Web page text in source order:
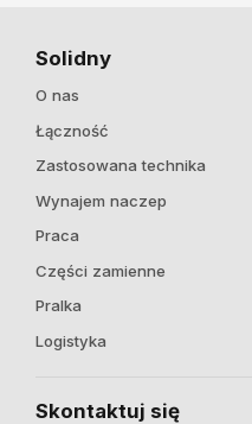
Solidny
O nas
Łączność
Zastosowana technika
Wynajem naczep
Praca
Części zamienne
Pralka
Logistyka
Skontaktuj się